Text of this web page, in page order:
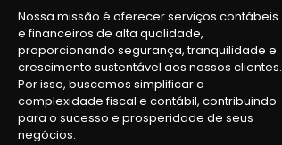
Nossa missão é oferecer serviços contábeis
e financeiros de alta qualidade,
proporcionando segurança, tranquilidade e
crescimento sustentável aos nossos clientes.
Por isso, buscamos simplificar a
complexidade fiscal e contábil, contribuindo
para o sucesso e prosperidade de seus
negócios.